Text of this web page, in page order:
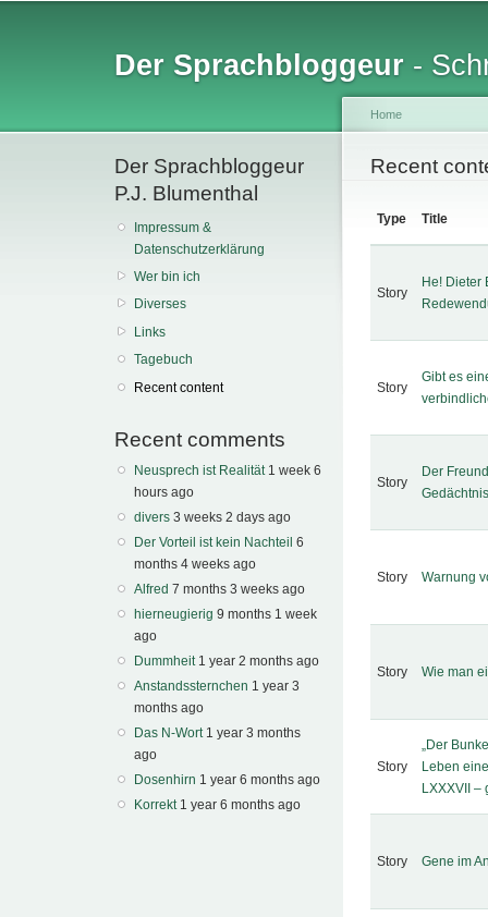
Der Sprachbloggeur -
Der Sprachbloggeur
P.J. Blumenthal
Impressum &
Datenschutzerklärung
Wer bin ich
Diverses
Links
Tagebuch
Recent content
Recent comments
Neusprech ist Realität 1 week 6
hours ago
divers 3 weeks 2 days ago
Der Vorteil ist kein Nachteil 6
months 4 weeks ago
Alfred 7 months 3 weeks ago
hierneugierig 9 months 1 week
ago
Dummheit 1 year 2 months ago
Anstandssternchen 1 year 3
months ago
Das N-Wort 1 year 3 months
ago
Dosenhirn 1 year 6 months ago
Korrekt 1 year 6 months ago
You are
Home
Recent
Type Title
Story
He! Dieter
Story
Gibt es
Story
Der
Story Warnung
Story Wie man
Story
„Der
Leben
LXXXVII –
Story Gene im